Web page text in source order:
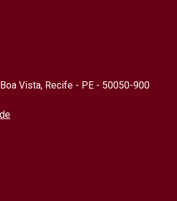
Vista, Recife - PE - 50050-900